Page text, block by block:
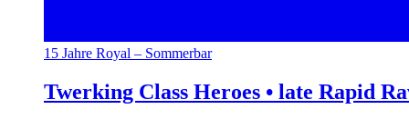
15 Jahre Royal – Sommerbar
Twerking Class Heroes • late Rapid